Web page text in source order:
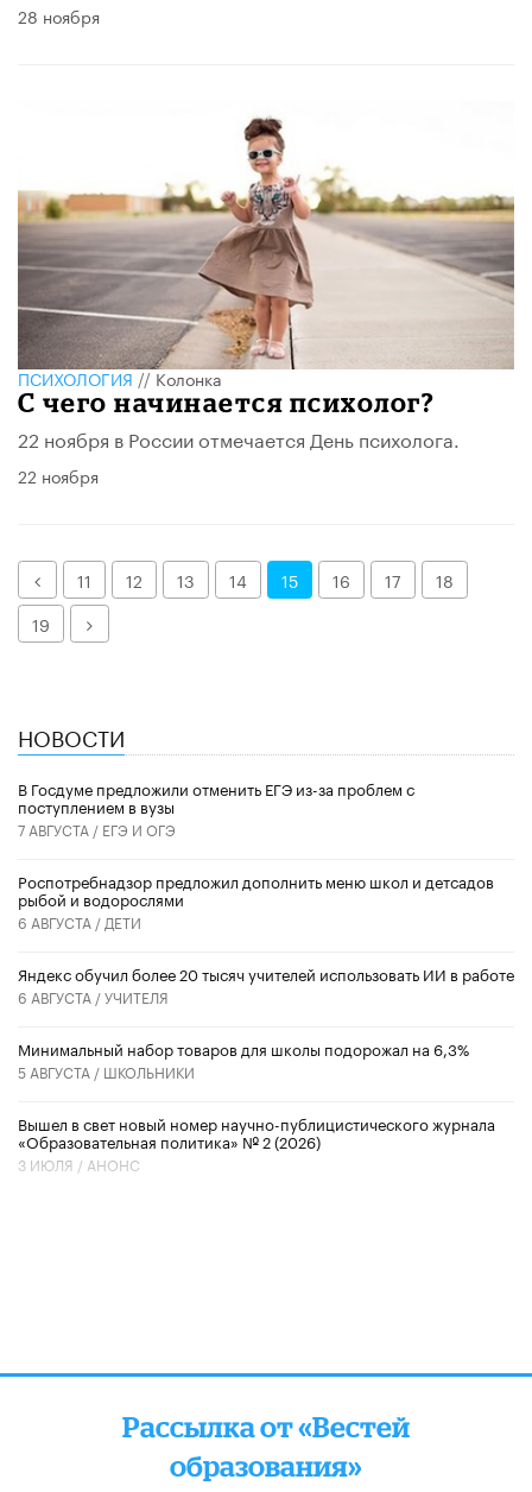
28 ноября
ПСИХОЛОГИЯ//Колонка
С чего начинается психолог?
22 ноября в России отмечается День психолога.
22 ноября
Назад
11 12 13 14 15 16 17
18
19
Далее
НОВОСТИ
В Госдуме предложили отменить ЕГЭ из-за проблем с
поступлением в вузы
7 АВГУСТА / ЕГЭ И ОГЭ
Роспотребнадзор предложил дополнить меню школ и детсадов
рыбой и водорослями
6 АВГУСТА / ДЕТИ
​Яндекс обучил более 20 тысяч учителей использовать ИИ в работе
6 АВГУСТА /УЧИТЕЛЯ
Минимальный набор товаров для школы подорожал на 6,3%
5 АВГУСТА / ШКОЛЬНИКИ
Вышел в свет новый номер научно-публицистического журнала
«Образовательная политика» № 2 (2026)
3 ИЮЛЯ / АНОНС
Рассылка от «Вестей
образования»